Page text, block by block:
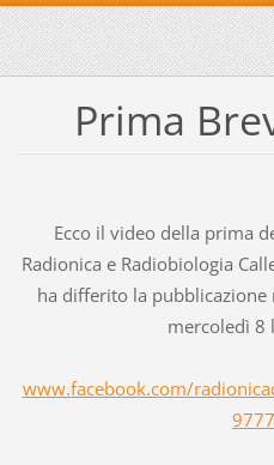
Prima
Ecco il video della prima
Radionica e Radiobiologia
ha differito la
mercoledì 8
www.facebook.com/